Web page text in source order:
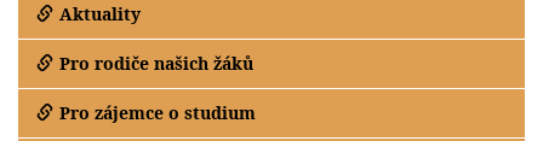
Aktuality
Pro rodiče našich žáků
Pro zájemce o studium